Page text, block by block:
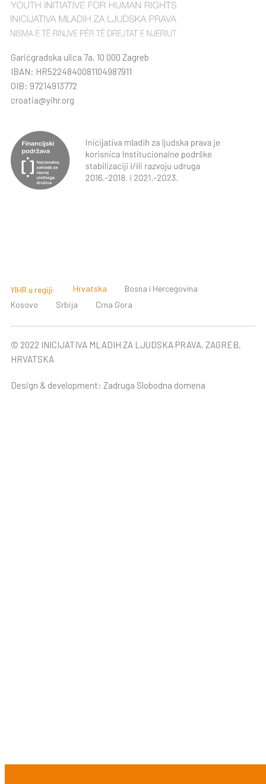
Garićgradska ulica 7a, 10 000 Zagreb
IBAN: HR5224840081104987911
OIB: 97214913772
croatia@yihr.org
YIHR u regiji: Hrvatska
Bosna i Hercegovina
Kosovo
Srbija Crna Gora
© 2022 INICIJATIVA MLADIH ZA LJUDSKA PRAVA, ZAGREB,
HRVATSKA
Design & development: Zadruga Slobodna domena